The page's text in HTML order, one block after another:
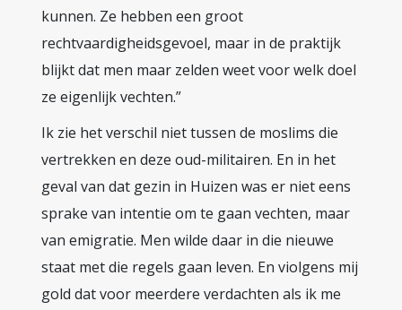
kunnen. Ze hebben een groot
rechtvaardigheidsgevoel, maar in de praktijk
blijkt dat men maar zelden weet voor welk doel
ze eigenlijk vechten.”
Ik zie het verschil niet tussen de moslims die
vertrekken en deze oud-militairen. En in het
geval van dat gezin in Huizen was er niet eens
sprake van intentie om te gaan vechten, maar
van emigratie. Men wilde daar in die nieuwe
staat met die regels gaan leven. En violgens mij
gold dat voor meerdere verdachten als ik me